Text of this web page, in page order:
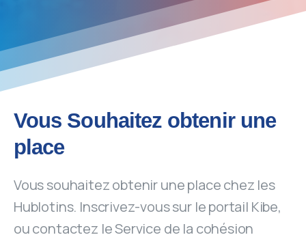
Vous Souhaitez obtenir une
place
Vous souhaitez obtenir une place chez les
Hublotins. Inscrivez-vous sur le portail Kibe,
ou contactez le Service de la cohésion